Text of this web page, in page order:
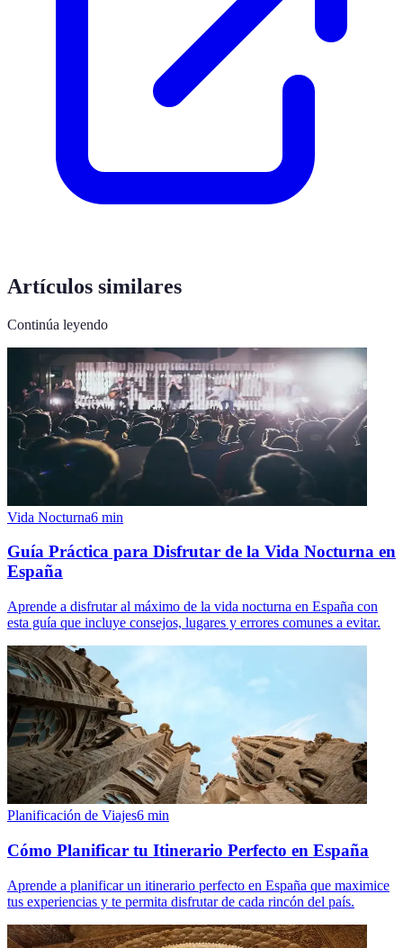
Artículos similares
Continúa leyendo
Vida Nocturna6 min
Guía Práctica para Disfrutar de la Vida Nocturna en
España
Aprende a disfrutar al máximo de la vida nocturna en España con
esta guía que incluye consejos, lugares y errores comunes a evitar.
Planificación de Viajes6 min
Cómo Planificar tu Itinerario Perfecto en España
Aprende a planificar un itinerario perfecto en España que maximice
tus experiencias y te permita disfrutar de cada rincón del país.